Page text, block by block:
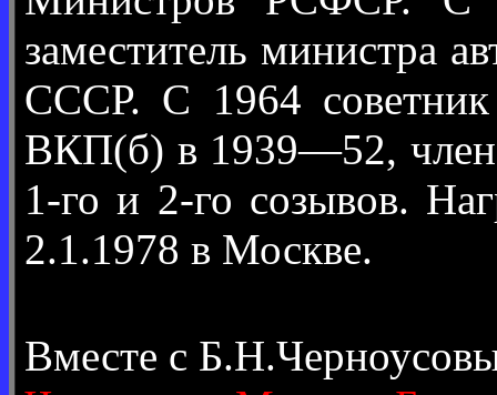
заместитель министра
СССР. С 1964
ВКП(б) в 1939—52,
1-го и 2-го созывов.
2.1.1978 в Москве.
Вместе с